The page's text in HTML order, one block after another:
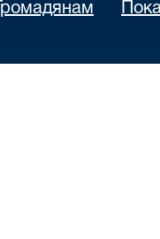
Громадянам